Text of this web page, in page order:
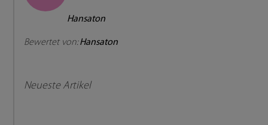
Hansaton
Bewertet von:Hansaton
Neueste Artikel